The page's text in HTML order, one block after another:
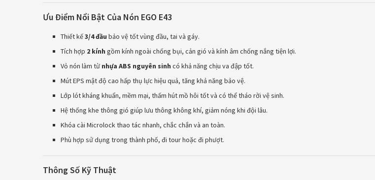
Ưu Điểm Nổi Bật Của Nón EGO E43
Thiết kế3/4 đầu bảo vệ tốt vùng đầu, tai và gáy.
Tích hợp 2 kính gồm kính ngoài chống bụi, cản gió và kính âm chống nắng tiện lợi.
Vỏ nón làm từ nhựa ABS nguyên sinh có khả năng chịu va đập tốt.
Mút EPS mật độ cao hấp thụ lực hiệu quả, tăng khả năng bảo vệ.
Lớp lót kháng khuẩn, mềm mại, thấm hút mồ hôi tốt và có thể tháo rời vệ sinh.
Hệ thống khe thông gió giúp lưu thông không khí, giảm nóng khi đội lâu.
Khóa cài Microlock thao tác nhanh, chắc chắn và an toàn.
Phù hợp sử dụng trong thành phố, đi tour hoặc đi phượt.
Thông Số Kỹ Thuật